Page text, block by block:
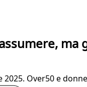
2025. Over50 e